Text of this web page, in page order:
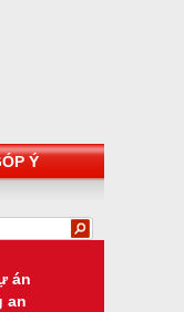
Ý
án
an